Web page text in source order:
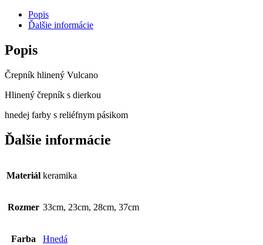
Popis
Ďalšie informácie
Popis
Črepník hlinený Vulcano
Hlinený črepník s dierkou
hnedej farby s reliéfnym pásikom
Ďalšie informácie
Materiál keramika
Rozmer 33cm, 23cm, 28cm, 37cm
Farba Hnedá